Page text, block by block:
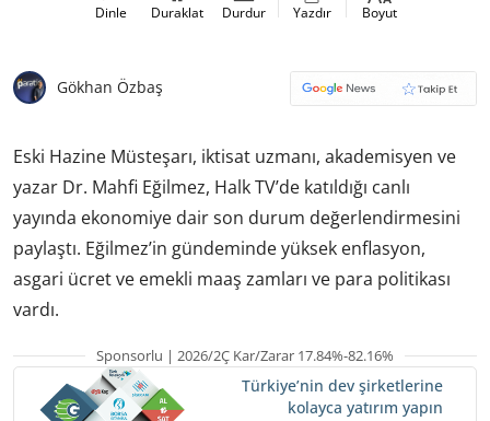
Dinle Duraklat Durdur Yazdır Boyut
Gökhan Özbaş
Eski Hazine Müsteşarı, iktisat uzmanı, akademisyen ve
yazar Dr. Mahfi Eğilmez, Halk TV’de katıldığı canlı
yayında ekonomiye dair son durum değerlendirmesini
paylaştı. Eğilmez’in gündeminde yüksek enflasyon,
asgari ücret ve emekli maaş zamları ve para politikası
vardı.
Sponsorlu | 2026/2Ç Kar/Zarar 17.84%-82.16%
Türkiye’nin dev şirketlerine
kolayca yatırım yapın